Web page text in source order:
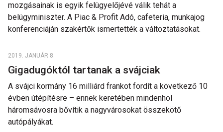
mozgásainak is egyik felügyelőjévé válik tehát a
belügyminiszter. A Piac & Profit Adó, cafeteria, munkajog
konferenciáján szakértők ismertették a változtatásokat.
2019. JANUÁR 8.
Gigadugóktól tartanak a svájciak
A svájci kormány 16 milliárd frankot fordít a következő 10
évben útépítésre – ennek keretében mindenhol
háromsávosra bővítik a nagyvárosokat összekötő
autópályákat.